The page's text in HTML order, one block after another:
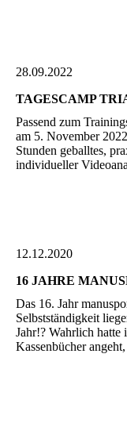
28.09.2022
TAGESCAMP
Passend zum
am 5. November
Stunden geballtes,
individueller
12.12.2020
16 JAHRE
Das 16. Jahr
Selbstständigkeit
Jahr!? Wahrlich hatte
Kassenbücher